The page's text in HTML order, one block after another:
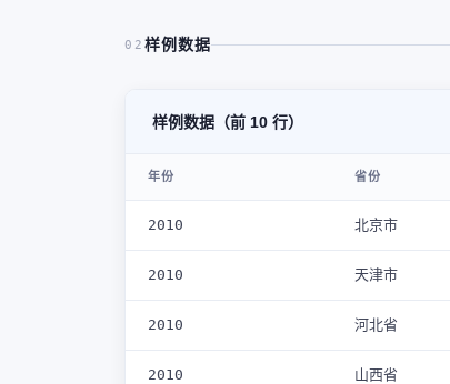
02 样例数据
样例数据（前 10 行）
年份 省份
2010 北京市
2010 天津市
2010 河北省
2010 山西省